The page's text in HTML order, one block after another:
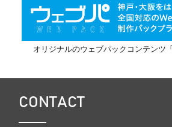
オリジナルのウェブパックコンテンツ
CONTACT